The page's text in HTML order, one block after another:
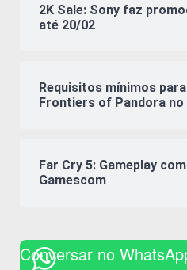
2K Sale: Sony faz
até 20/02
Requisitos mínimos
Frontiers of Pandora no
Far Cry 5: Gameplay
Gamescom
Conversar no